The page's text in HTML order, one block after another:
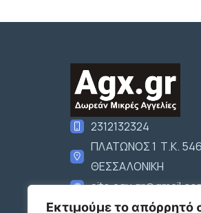
Εκτιμούμε το απόρρητό
2312132324
ΠΛΑΤΩΝΟΣ 1 Τ.Κ.
ΘΕΣΣΑΛΟΝΙΚΗ
Ακολουθήστε μας